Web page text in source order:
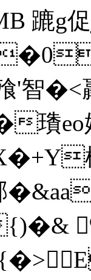
蹗g
'智�<
璳eo